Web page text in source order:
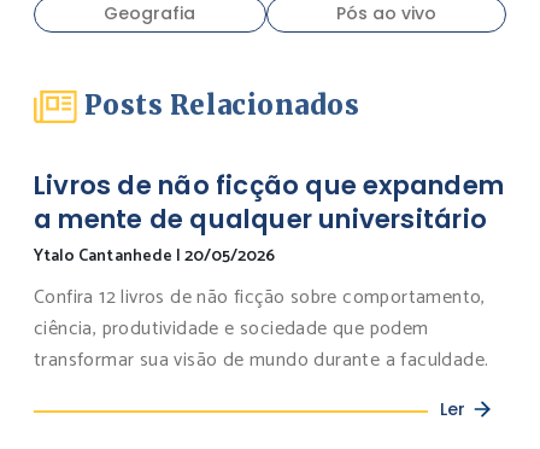
Geografia
Pós ao vivo
Posts Relacionados
Livros de não ficção que expandem
a mente de qualquer universitário
Ytalo Cantanhede |20/05/2026
Confira 12 livros de não ficção sobre comportamento,
ciência, produtividade e sociedade que podem
transformar sua visão de mundo durante a faculdade.
Ler